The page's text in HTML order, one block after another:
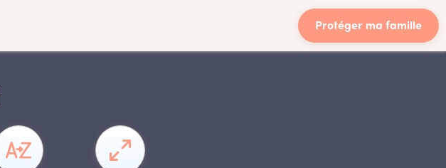
Protéger ma famille